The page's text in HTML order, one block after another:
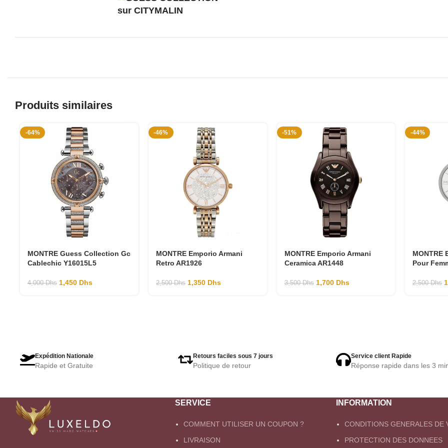
Produits similaires
-64%
MONTRE Guess Collection Gc
Cablechic Y16015L5
4,000Dhs 1,450 Dhs
-46%
MONTRE Emporio Armani
Retro AR1926
2,500Dhs 1,350 Dhs
-51%
MONTRE Emporio Armani
Ceramica AR1448
3,500Dhs 1,700 Dhs
-44%
MONTRE
Pour
2,500Dhs
Expédition Nationale
Rapide et Gratuite
Retours faciles sous 7 jours
Politique de retour
Service client Rapide
Réponse rapide dans les 3
SERVICE
COMMENT UTILISER UN COUPON ?
LIVRAISON
INFORMATION
CONDITIONS GENERALES DE
PROTECTION DES DONNEES